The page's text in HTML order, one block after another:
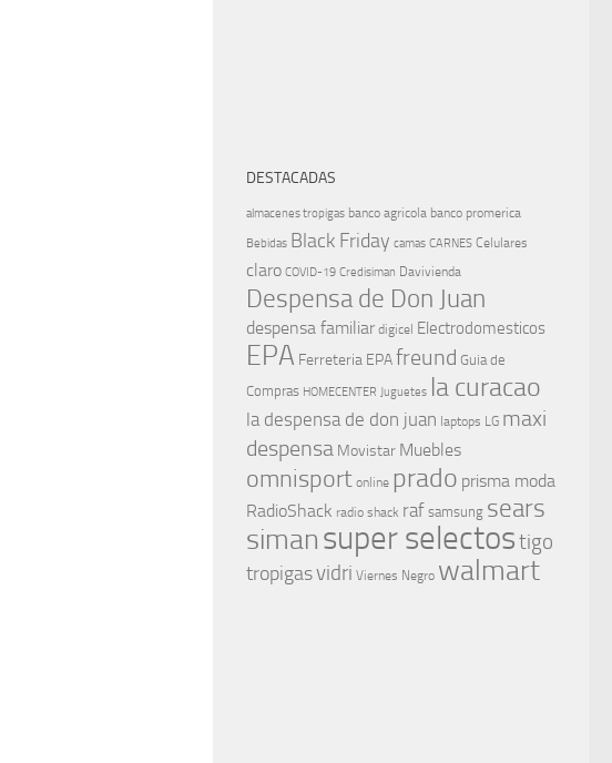
DESTACADAS
almacenes tropigas banco agricola banco promerica
Bebidas Black Friday camas CARNES Celulares
claro COVID-19 Credisiman Davivienda
Despensa de Don Juan
despensa familiar digicel Electrodomesticos
EPA Ferreteria EPAfreund Guia de
Compras HOMECENTER Juguetes la curacao
la despensa de don juan laptops LG maxi
despensa Movistar Muebles
omnisport online prado prisma moda
RadioShack radio shack raf samsung sears
simansuper selectostigo
tropigasvidri Viernes Negro walmart